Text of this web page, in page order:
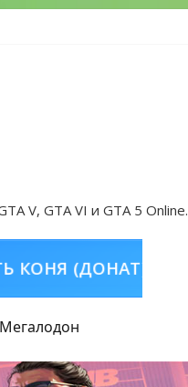
V, GTA VI и GTA 5 Online.
(ДОНАТ)
Мегалодон